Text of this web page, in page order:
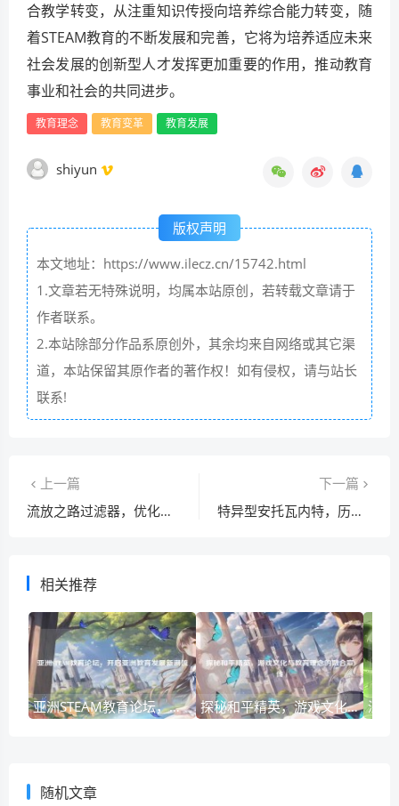
合教学转变，从注重知识传授向培养综合能力转变，随
着STEAM教育的不断发展和完善，它将为培养适应未来
社会发展的创新型人才发挥更加重要的作用，推动教育
事业和社会的共同进步。
教育理念 教育变革 教育发展
shiyun
版权声明
本文地址：https://www.ilecz.cn/15742.html
1.文章若无特殊说明，均属本站原创，若转载文章请于
作者联系。
2.本站除部分作品系原创外，其余均来自网络或其它渠
道，本站保留其原作者的著作权！如有侵权，请与站长
联系!
上一篇
流放之路过滤器，优化游戏体验的关键密钥
下一篇
特异型安托瓦内特，历史迷雾中的传奇篇章
相关推荐
亚洲STEAM教育论坛，开启亚洲教育发展新潮流 探秘和平精英，游戏文化与教育理念的融合宣传
随机文章